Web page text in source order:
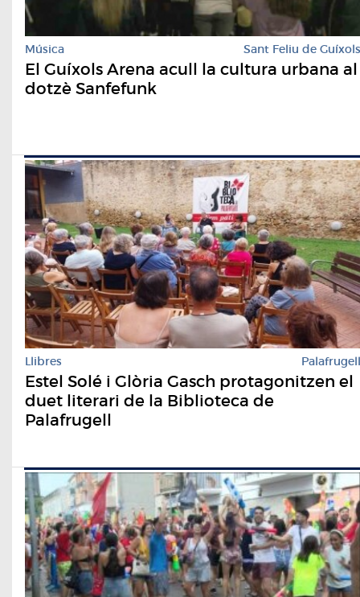
Música Sant Feliu de Guíxols
El Guíxols Arena acull la cultura urbana al
dotzè Sanfefunk
Llibres Palafrugell
Estel Solé i Glòria Gasch protagonitzen el
duet literari de la Biblioteca de
Palafrugell